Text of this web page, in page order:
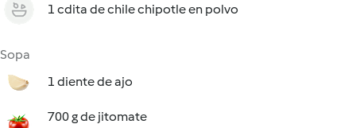
1 cdita de chile chipotle en polvo
Sopa
1 diente de ajo
700 g de jitomate